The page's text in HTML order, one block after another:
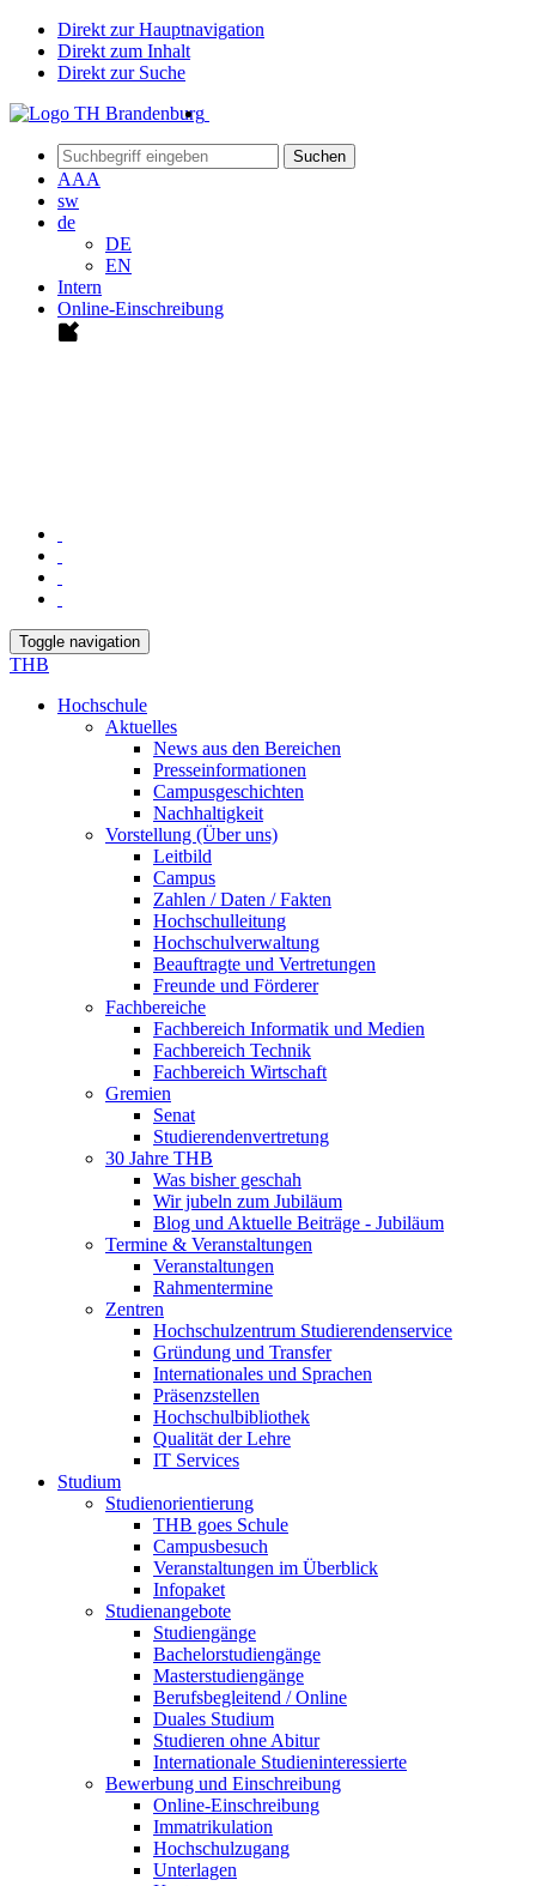
Direkt zur Hauptnavigation
Direkt zum Inhalt
Direkt zur Suche
Suchen
AAA
sw
de
DE
EN
Intern
Online-Einschreibung
Toggle navigation
THB
Hochschule
Aktuelles
News aus den Bereichen
Presseinformationen
Campusgeschichten
Nachhaltigkeit
Vorstellung (Über uns)
Leitbild
Campus
Zahlen / Daten / Fakten
Hochschulleitung
Hochschulverwaltung
Beauftragte und Vertretungen
Freunde und Förderer
Fachbereiche
Fachbereich Informatik und Medien
Fachbereich Technik
Fachbereich Wirtschaft
Gremien
Senat
Studierendenvertretung
30 Jahre THB
Was bisher geschah
Wir jubeln zum Jubiläum
Blog und Aktuelle Beiträge - Jubiläum
Termine & Veranstaltungen
Veranstaltungen
Rahmentermine
Zentren
Hochschulzentrum Studierendenservice
Gründung und Transfer
Internationales und Sprachen
Präsenzstellen
Hochschulbibliothek
Qualität der Lehre
IT Services
Studium
Studienorientierung
THB goes Schule
Campusbesuch
Veranstaltungen im Überblick
Infopaket
Studienangebote
Studiengänge
Bachelorstudiengänge
Masterstudiengänge
Berufsbegleitend / Online
Duales Studium
Studieren ohne Abitur
Internationale Studieninteressierte
Bewerbung und Einschreibung
Online-Einschreibung
Immatrikulation
Hochschulzugang
Unterlagen